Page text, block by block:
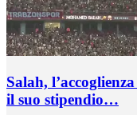
Salah,
il suo stipendio…